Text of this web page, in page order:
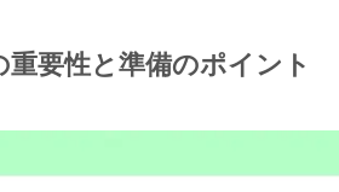
重要性と準備のポイント